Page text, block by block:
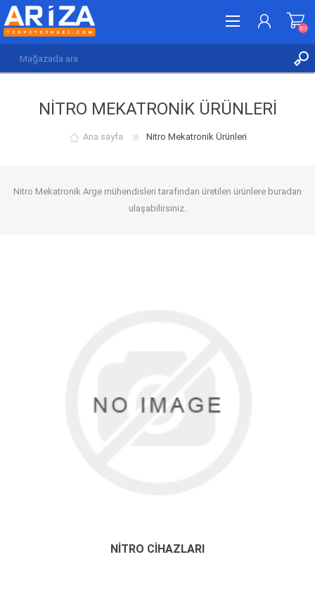
GIRIŞ YAP
(0)
NITRO MEKATRONIK ÜRÜNLERI
Ana sayfa Nitro Mekatronik Ürünleri
Nitro Mekatronik Arge mühendisleri tarafından üretilen ürünlere buradan
ulaşabilirsiniz.
NITRO CIHAZLARI